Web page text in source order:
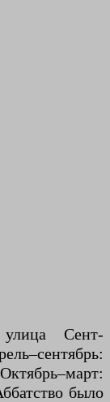
улица Сент-
было